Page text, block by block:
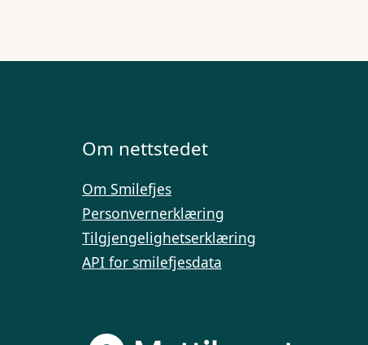
Om nettstedet
Om Smilefjes
Personvernerklæring
Tilgjengelighetserklæring
API for smilefjesdata